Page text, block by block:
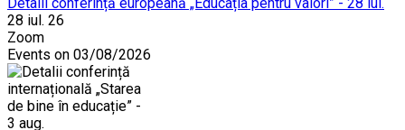
28 iul. 26
Zoom
Events on 03/08/2026